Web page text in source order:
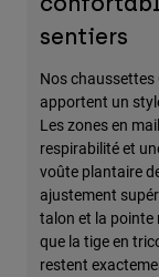
sentiers
Nos chaussettes
apportent un
Les zones en
respirabilité et
voûte plantaire
ajustement
talon et la
que la tige en
restent